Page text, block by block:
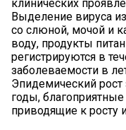
клинических
Выделение вируса
со слюной, мочой и
воду, продукты
регистрируются в
заболеваемости в
Эпидемический рост
годы,
приводящие к росту